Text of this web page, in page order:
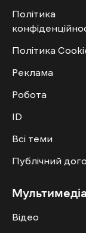
Політика
Політика
Реклама
Робота
ID
Всі теми
Публічний
Мультимедіа
Відео